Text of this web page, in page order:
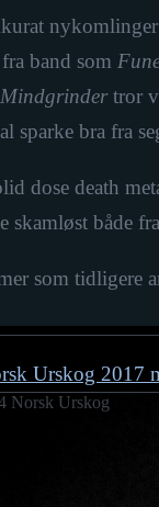
band som
Mindgrindertror
sparke bra fra
dose death
skamløst både
som tidligere
Urskog 2017
Norsk Urskog